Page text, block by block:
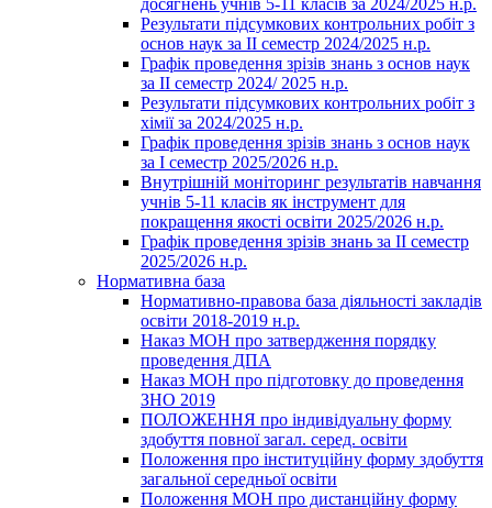
Результати підсумкових контрольних робіт з
основ наук за ІІ семестр 2024/2025 н.р.
Графік проведення зрізів знань з основ наук
за ІІ семестр 2024/ 2025 н.р.
Результати підсумкових контрольних робіт з
хімії за 2024/2025 н.р.
Графік проведення зрізів знань з основ наук
за І семестр 2025/2026 н.р.
Внутрішній моніторинг результатів навчання
учнів 5-11 класів як інструмент для
покращення якості освіти 2025/2026 н.р.
Графік проведення зрізів знань за ІІ семестр
2025/2026 н.р.
Нормативна база
Нормативно-правова база діяльності закладів
освіти 2018-2019 н.р.
Наказ МОН про затвердження порядку
проведення ДПА
Наказ МОН про підготовку до проведення
ЗНО 2019
ПОЛОЖЕННЯ про індивідуальну форму
здобуття повної загал. серед. освіти
Положення про інституційну форму здобуття
загальної середньої освіти
Положення МОН про дистанційну форму